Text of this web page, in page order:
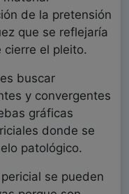
de la pretensión
que se reflejaría
cierre el pleito.
buscar
y convergentes
gráficas
donde se
patológico.
se pueden